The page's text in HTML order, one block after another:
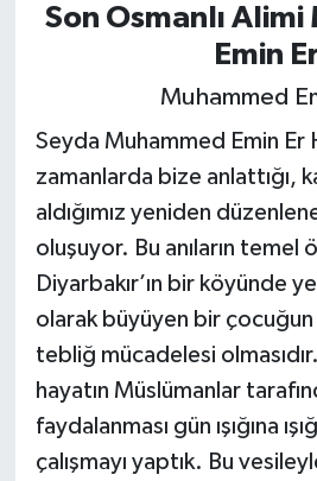
Son Osmanlı
Emin
Muhammed
Seyda Muhammed Emin Er
zamanlarda bize anlattığı,
aldığımız yeniden
oluşuyor. Bu anıların temel
Diyarbakır’ın bir köyünde
olarak büyüyen bir çocuğun
tebliğ mücadelesi
hayatın Müslümanlar
faydalanması gün ışığına
çalışmayı yaptık. Bu